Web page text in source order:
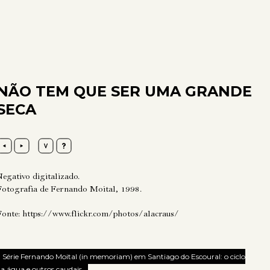
TEM QUE SER UMA GRANDE
digitalizado.
de Fernando Moital, 1998.
https://www.flickr.com/photos/alacraus/
Série Fernando Moital (in memoriam) em Santiago do Escoural: o ciclo